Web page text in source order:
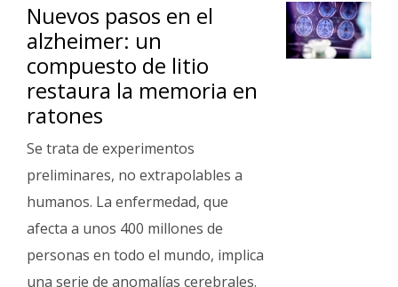
Nuevos pasos en el
alzheimer: un
compuesto de litio
restaura la memoria en
ratones
Se trata de experimentos
preliminares, no extrapolables a
humanos. La enfermedad, que
afecta a unos 400 millones de
personas en todo el mundo, implica
una serie de anomalías cerebrales.